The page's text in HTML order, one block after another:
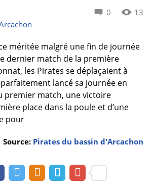
0 13
méritée malgré une fin de journée
dernier match de la première
les Pirates se déplaçaient à
parfaitement lancé sa journée en
premier match, une victoire
place dans la poule et d’une
pour
Source: Pirates du bassin d'Arcachon